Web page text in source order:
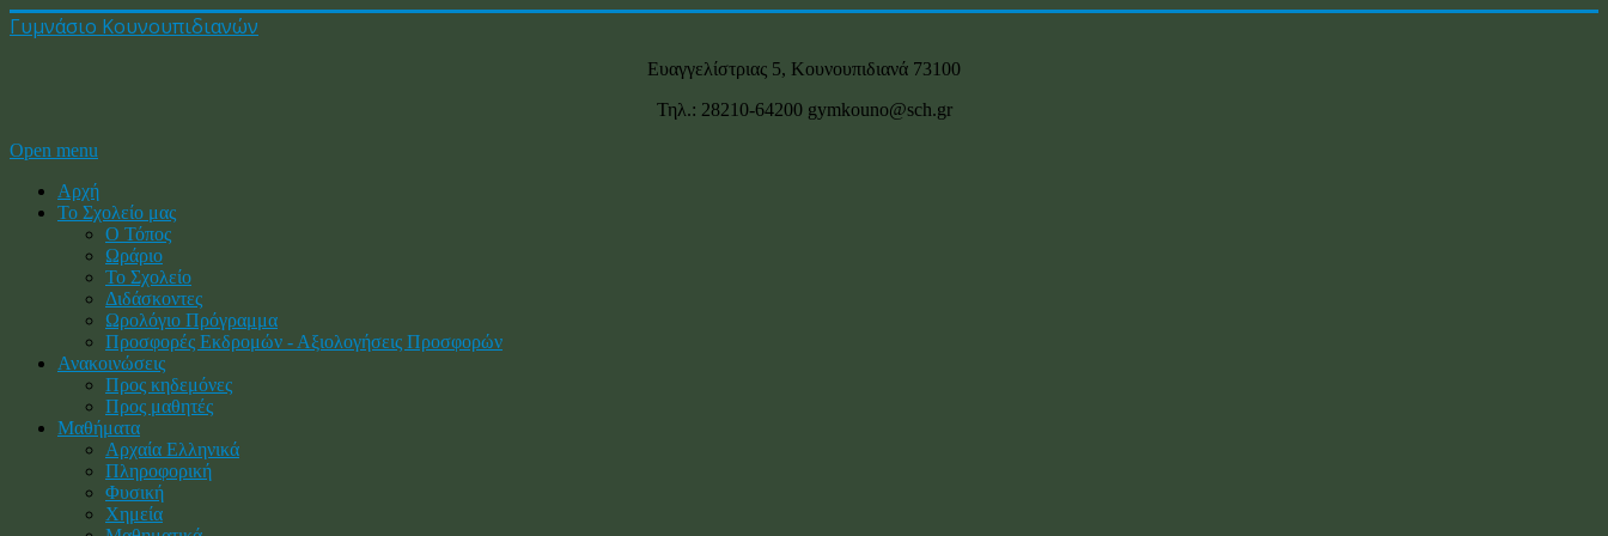
Γυμνάσιο Κουνουπιδιανών
Ευαγγελίστριας 5, Κουνουπιδιανά 73100
Τηλ.: 28210-64200 gymkouno@sch.gr
Open menu
Αρχή
Το Σχολείο μας
Ο Τόπος
Ωράριο
Το Σχολείο
Διδάσκοντες
Ωρολόγιο Πρόγραμμα
Προσφορές Εκδρομών - Αξιολογήσεις Προσφορών
Ανακοινώσεις
Προς κηδεμόνες
Προς μαθητές
Μαθήματα
Αρχαία Ελληνικά
Πληροφορική
Φυσική
Χημεία